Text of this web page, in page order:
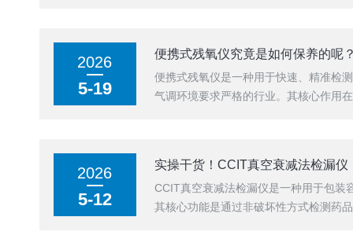
2026
5-19
便携式残氧仪究竟是如何保养的呢
便携式残氧仪是一种用于快速、精准检
气调环境要求严格的行业。其核心作用
2026
5-12
实操干货！CCIT真空衰减法检漏
CCIT真空衰减法检漏仪是一种用于包装
其核心功能是通过非破坏性方式检测药